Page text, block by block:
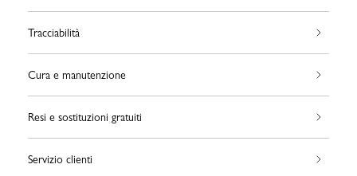
Tracciabilità
Cura e manutenzione
Resi e sostituzioni gratuiti
Servizio clienti